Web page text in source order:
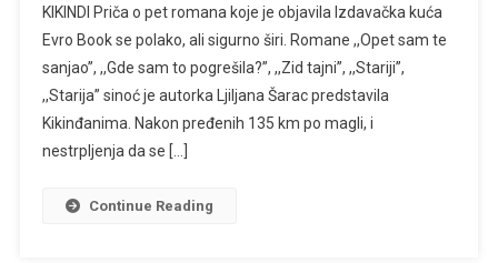
ŠARAC
PRVI
PUT
U
KIKINDI
KIKINDI Priča o pet romana koje je objavila Izdavačka kuća
Evro Book se polako, ali sigurno širi. Romane ,,Opet sam te
sanjao”, ,,Gde sam to pogrešila?”, ,,Zid tajni”, ,,Stariji”,
,,Starija” sinoć je autorka Ljiljana Šarac predstavila
Kikinđanima. Nakon pređenih 135 km po magli, i
nestrpljenja da se […]
Continue Reading